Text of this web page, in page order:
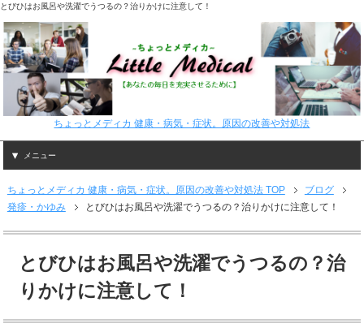
とびひはお風呂や洗濯でうつるの？治りかけに注意して！
ちょっとメディカ 健康・病気・症状。原因の改善や対処法
メニュー
ちょっとメディカ 健康・病気・症状。原因の改善や対処法 TOP
ブログ
発疹・かゆみ
とびひはお風呂や洗濯でうつるの？治りかけに注意して！
とびひはお風呂や洗濯でうつるの？治
りかけに注意して！